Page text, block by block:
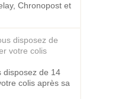
Chronopost et
disposez de 14
colis après sa